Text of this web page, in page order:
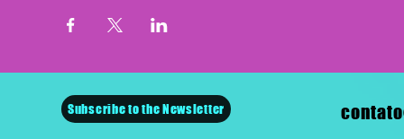
Subscribe to the Newsletter